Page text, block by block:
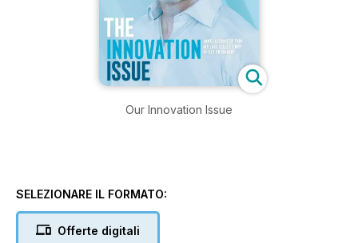
Our Innovation Issue
SELEZIONARE IL FORMATO:
Offerte digitali